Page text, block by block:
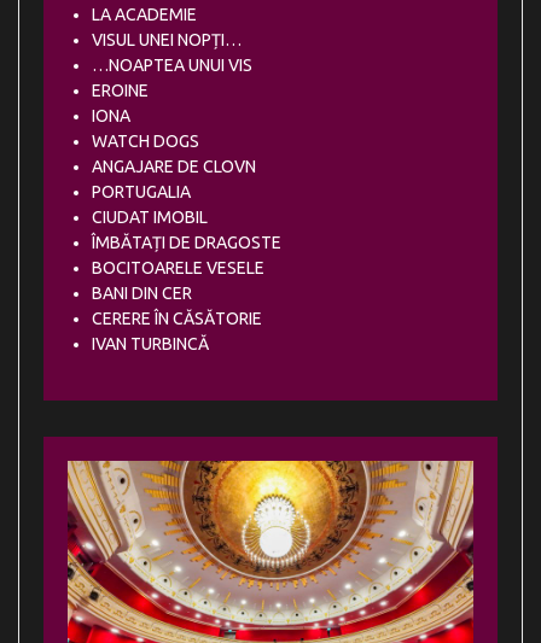
LA ACADEMIE
VISUL UNEI NOPȚI…
…NOAPTEA UNUI VIS
EROINE
IONA
WATCH DOGS
ANGAJARE DE CLOVN
PORTUGALIA
CIUDAT IMOBIL
ÎMBĂTAȚI DE DRAGOSTE
BOCITOARELE VESELE
BANI DIN CER
CERERE ÎN CĂSĂTORIE
IVAN TURBINCĂ